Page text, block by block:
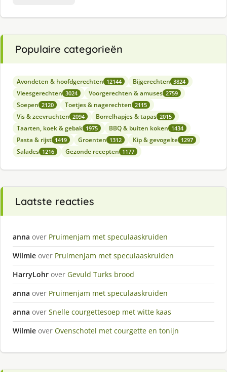
Populaire categorieën
Avondeten & hoofdgerechten 12144 Bijgerechten 3824
Vleesgerechten 3024 Voorgerechten & amuses 2759
Soepen 2120 Toetjes & nagerechten 2115
Vis & zeevruchten 2094 Borrelhapjes & tapas 2015
Taarten, koek & gebak 1975 BBQ & buiten koken 1434
Pasta & rijst 1419 Groenten 1312 Kip & gevogelte 1297
Salades 1216 Gezonde recepten 1177
Laatste reacties
anna over Pruimenjam met speculaaskruiden
Wilmie over Pruimenjam met speculaaskruiden
HarryLohr over Gevuld Turks brood
anna over Pruimenjam met speculaaskruiden
anna over Snelle courgettesoep met witte kaas
Wilmie over Ovenschotel met courgette en tonijn